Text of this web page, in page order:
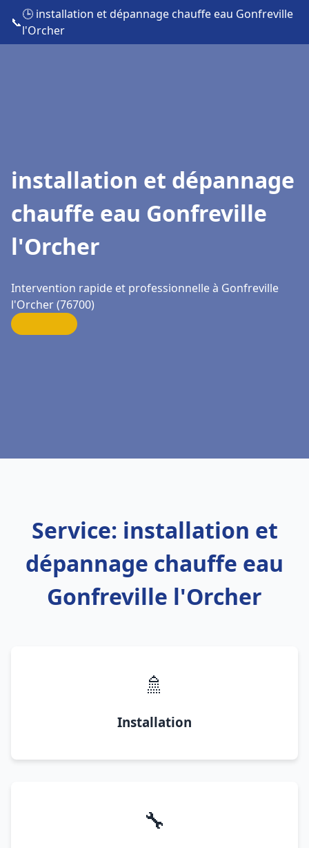
📞
🕒 installation et dépannage chauffe eau Gonfreville
l'Orcher
installation et dépannage
chauffe eau Gonfreville
l'Orcher
Intervention rapide et professionnelle à Gonfreville
l'Orcher (76700)
Service: installation et
dépannage chauffe eau
Gonfreville l'Orcher
🚿
Installation
🔧